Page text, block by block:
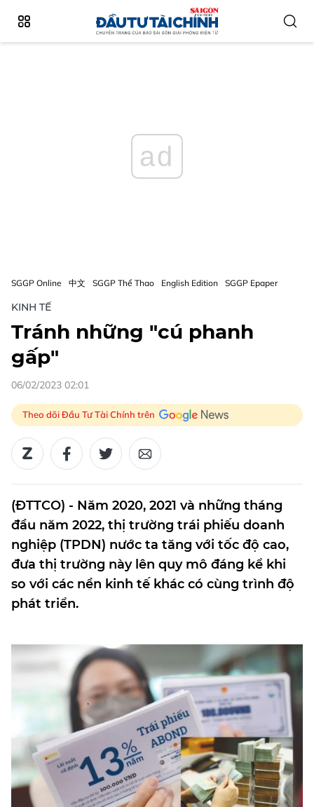
ad
SGGP Online 中文 SGGP Thể Thao English Edition SGGP Epaper
KINH TẾ
Tránh những "cú phanh
gấp"
06/02/2023 02:01
Theo dõi Đầu Tư Tài Chính trên
(ĐTTCO) - Năm 2020, 2021 và những tháng
đầu năm 2022, thị trường trái phiếu doanh
nghiệp (TPDN) nước ta tăng với tốc độ cao,
đưa thị trường này lên quy mô đáng kể khi
so với các nền kinh tế khác có cùng trình độ
phát triển.